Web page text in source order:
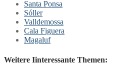
Santa Ponsa
Sóller
Valldemossa
Cala Figuera
Magaluf
Weitere Iinteressante Themen: